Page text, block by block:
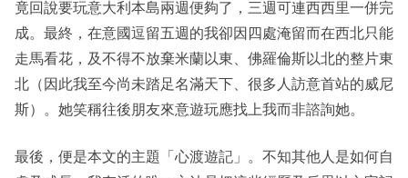
竟回說要玩意大利本島兩週便夠了，三週可連西西里一併完
成。最終，在意國逗留五週的我卻因四處淹留而在西北只能
走馬看花，及不得不放棄米蘭以東、佛羅倫斯以北的整片東
北（因此我至今尚未踏足名滿天下、很多人訪意首站的威尼
斯）。她笑稱往後朋友來意遊玩應找上我而非諮詢她。
最後，便是本文的主題「心渡遊記」。不知其他人是如何自